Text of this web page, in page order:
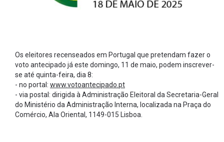
Os eleitores recenseados em Portugal que pretendam fazer o
voto antecipado já este domingo, 11 de maio, podem inscrever-
se até quinta-feira, dia 8:
- no portal: www.votoantecipado.pt
- via postal: dirigida à Administração Eleitoral da Secretaria-Geral
do Ministério da Administração Interna, localizada na Praça do
Comércio, Ala Oriental, 1149-015 Lisboa.